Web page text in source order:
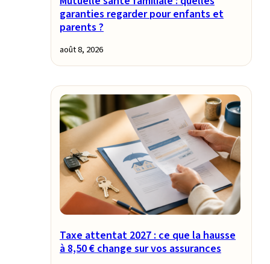
garanties regarder pour enfants et
parents ?
août 8, 2026
Taxe attentat 2027 : ce que la hausse
à 8,50 € change sur vos assurances